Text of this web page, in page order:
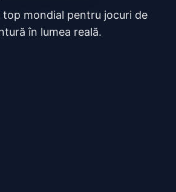
top mondial pentru jocuri de
în lumea reală.